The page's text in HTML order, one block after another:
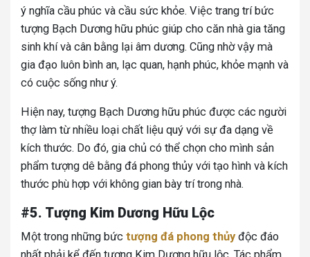
ý nghĩa cầu phúc và cầu sức khỏe. Việc trang trí bức
tượng Bạch Dương hữu phúc giúp cho căn nhà gia tăng
sinh khí và cân bằng lại âm dương. Cũng nhờ vậy mà
gia đạo luôn bình an, lạc quan, hạnh phúc, khỏe mạnh và
có cuộc sống như ý.
Hiện nay, tượng Bạch Dương hữu phúc được các người
thợ làm từ nhiều loại chất liệu quý với sự đa dạng về
kích thước. Do đó, gia chủ có thể chọn cho mình sản
phẩm tượng dê bằng đá phong thủy với tạo hình và kích
thước phù hợp với không gian bày trí trong nhà.
#5. Tượng Kim Dương Hữu Lộc
Một trong những bức tượng đá phong thủyđộc đáo